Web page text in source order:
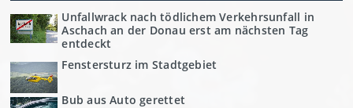
Unfallwrack nach tödlichem Verkehrsunfall in
Aschach an der Donau erst am nächsten Tag
entdeckt
Fenstersturz im Stadtgebiet
Bub aus Auto gerettet